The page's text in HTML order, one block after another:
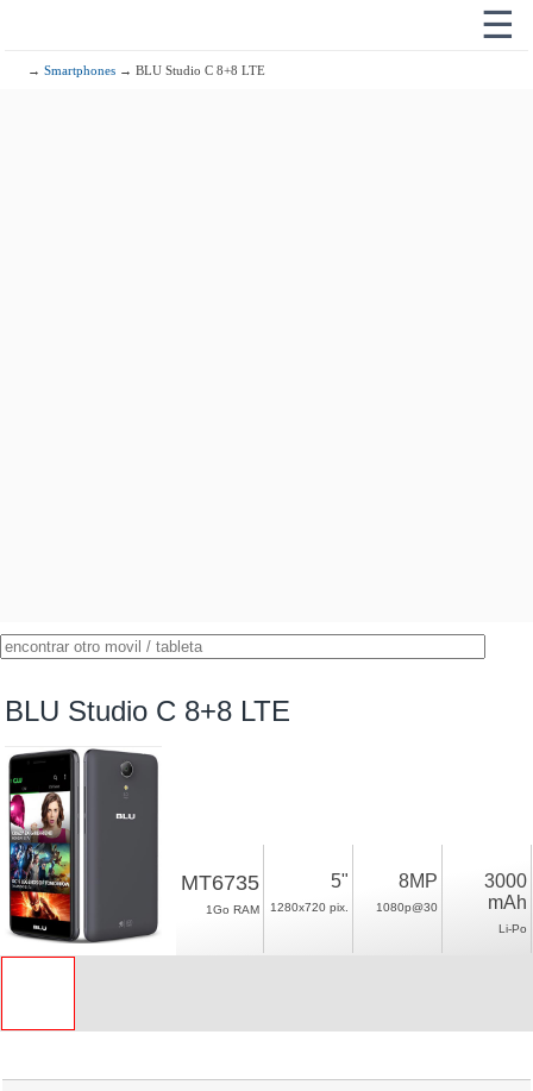
☰
→Smartphones → BLU Studio C 8+8 LTE
BLU Studio C 8+8 LTE
MT6735
1Go RAM
5"
1280x720 pix.
8MP
1080p@30
3000
mAh
Li-Po